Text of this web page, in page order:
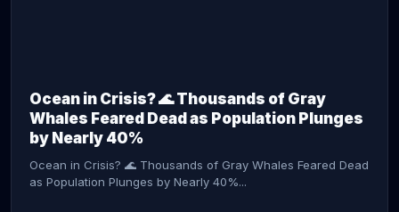
Ocean in Crisis? 🌊 Thousands of Gray
Whales Feared Dead as Population Plunges
by Nearly 40%
Ocean in Crisis? 🌊 Thousands of Gray Whales Feared Dead
as Population Plunges by Nearly 40%...